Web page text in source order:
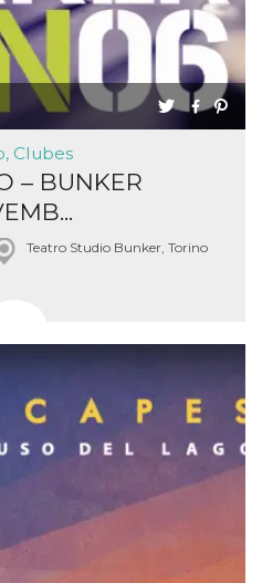
Clubes
– BUNKER
Teatro Studio Bunker, Torino